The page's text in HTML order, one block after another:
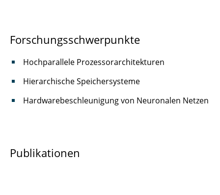
Forschungsschwerpunkte
Hochparallele Prozessorarchitekturen
Hierarchische Speichersysteme
Hardwarebeschleunigung von Neuronalen Netzen
Publikationen